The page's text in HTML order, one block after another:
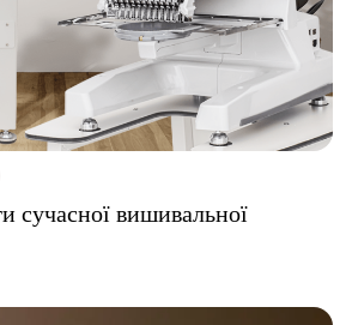
сучасної вишивальної